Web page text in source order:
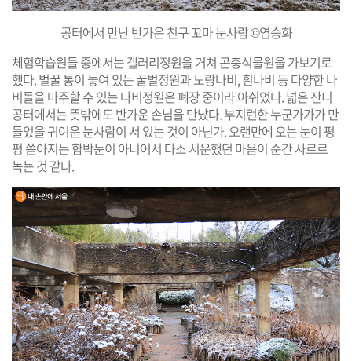
공터에서 만난 반가운 친구 꼬마 눈사람 ©염승화
체험학습원들 중에서는 갤러리정원을 거쳐 곤충식물원을 가보기로
했다. 벌꿀 통이 놓여 있는 꿀벌정원과 노랑나비, 흰나비 등 다양한 나
비들을 마주할 수 있는 나비정원은 폐장 중이라 아쉬었다. 넓은 잔디
공터에서는 뜻밖에도 반가운 손님을 만났다. 부지런한 누군가가가 만
들었을 귀여운 눈사람이 서 있는 것이 아닌가. 오랜만에 오는 눈이 펑
펑 쏟아지는 함박눈이 아니어서 다소 서운했던 마음이 순간 사르르
녹는 것 같다.